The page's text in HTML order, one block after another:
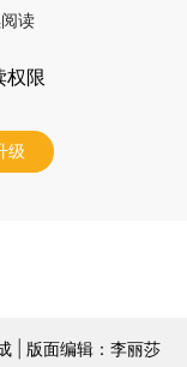
读
权限
级
| 版面编辑：李丽莎